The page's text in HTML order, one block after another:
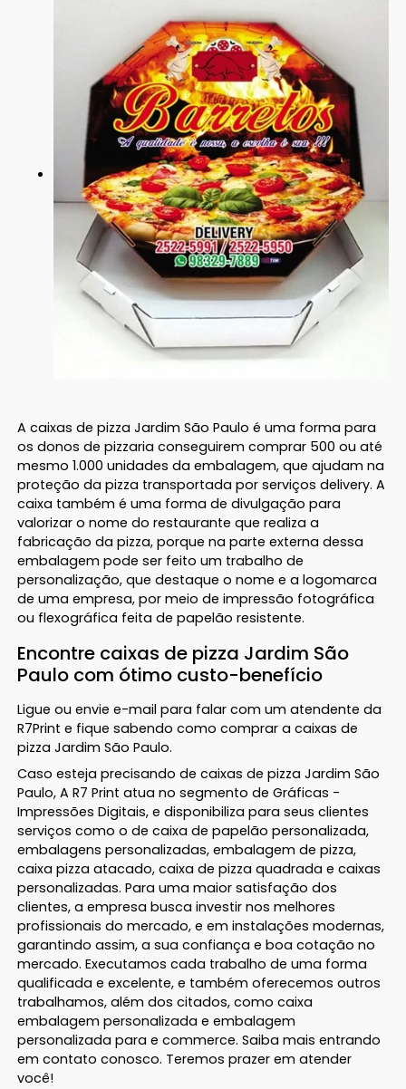
A caixas de pizza Jardim São Paulo é uma forma para
os donos de pizzaria conseguirem comprar 500 ou até
mesmo 1.000 unidades da embalagem, que ajudam na
proteção da pizza transportada por serviços delivery. A
caixa também é uma forma de divulgação para
valorizar o nome do restaurante que realiza a
fabricação da pizza, porque na parte externa dessa
embalagem pode ser feito um trabalho de
personalização, que destaque o nome e a logomarca
de uma empresa, por meio de impressão fotográfica
ou flexográfica feita de papelão resistente.
Encontre caixas de pizza Jardim São
Paulo com ótimo custo-benefício
Ligue ou envie e-mail para falar com um atendente da
R7Print e fique sabendo como comprar a caixas de
pizza Jardim São Paulo.
Caso esteja precisando de caixas de pizza Jardim São
Paulo, A R7 Print atua no segmento de Gráficas -
Impressões Digitais, e disponibiliza para seus clientes
serviços como o de caixa de papelão personalizada,
embalagens personalizadas, embalagem de pizza,
caixa pizza atacado, caixa de pizza quadrada e caixas
personalizadas. Para uma maior satisfação dos
clientes, a empresa busca investir nos melhores
profissionais do mercado, e em instalações modernas,
garantindo assim, a sua confiança e boa cotação no
mercado. Executamos cada trabalho de uma forma
qualificada e excelente, e também oferecemos outros
trabalhamos, além dos citados, como caixa
embalagem personalizada e embalagem
personalizada para e commerce. Saiba mais entrando
em contato conosco. Teremos prazer em atender
você!